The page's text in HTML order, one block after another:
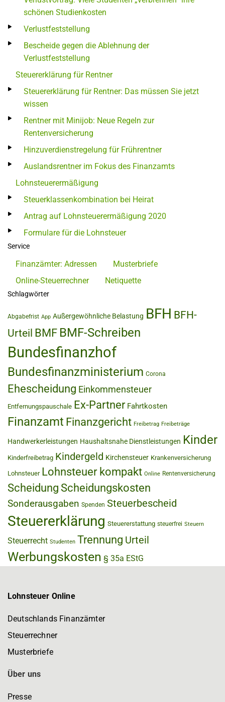
schönen Studienkosten
Verlustfeststellung
Bescheide gegen die Ablehnung der
Verlustfeststellung
Steuererklärung für Rentner
Steuererklärung für Rentner: Das müssen Sie jetzt
wissen
Rentner mit Minijob: Neue Regeln zur
Rentenversicherung
Hinzuverdienstregelung für Frührentner
Auslandsrentner im Fokus des Finanzamts
Lohnsteuerermäßigung
Steuerklassenkombination bei Heirat
Antrag auf Lohnsteuerermäßigung 2020
Formulare für die Lohnsteuer
Service
Finanzämter: Adressen
Musterbriefe
Online-Steuerrechner
Netiquette
Schlagwörter
Abgabefrist App Außergewöhnliche Belastung BFH BFH-
Urteil BMF BMF-Schreiben
Bundesfinanzhof
Bundesfinanzministerium Corona
Ehescheidung Einkommensteuer
Entfernungspauschale Ex-Partner Fahrtkosten
Finanzamt Finanzgericht Freibetrag Freibeträge
Handwerkerleistungen Haushaltsnahe Dienstleistungen Kinder
Kinderfreibetrag Kindergeld Kirchensteuer Krankenversicherung
Lohnsteuer Lohnsteuer kompakt Online Rentenversicherung
Scheidung Scheidungskosten
Sonderausgaben Spenden Steuerbescheid
Steuererklärung Steuererstattung steuerfrei Steuern
Steuerrecht Studenten Trennung Urteil
Werbungskosten § 35a EStG
Lohnsteuer Online
Deutschlands Finanzämter
Steuerrechner
Musterbriefe
Über uns
Presse